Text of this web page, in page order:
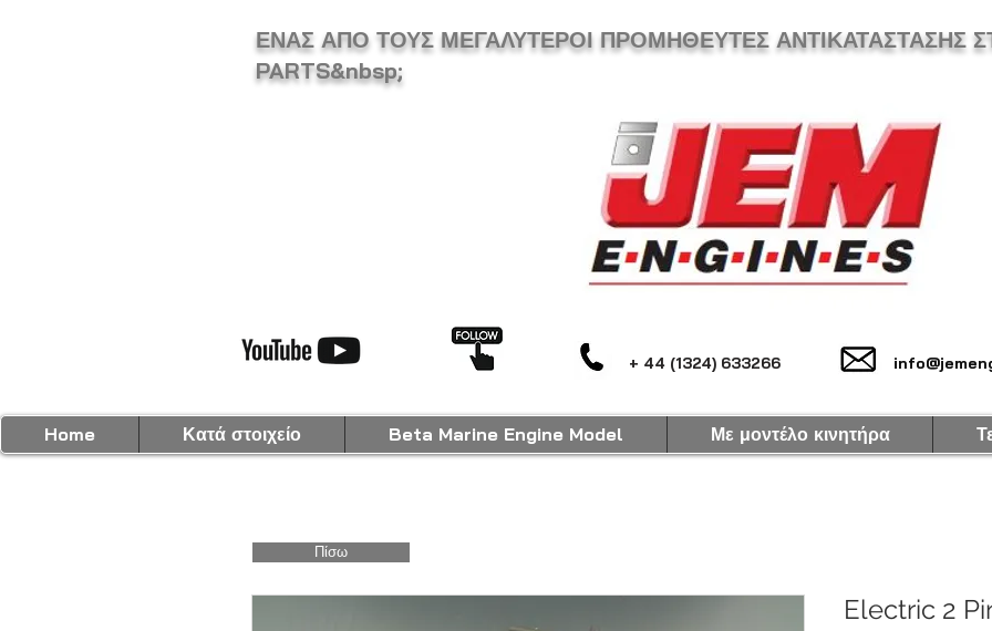
ΕΝΑΣ ΑΠΟ ΤΟΥΣ ΜΕΓΑΛΥΤΕΡΟΙ ΠΡΟΜΗΘΕΥΤΕΣ ΑΝΤΙΚΑΤΑΣΤΑΣΗΣ
PARTS&nbsp;
+ 44 (1324) 633266
Electric 2
Πίσω
Home Κατά στοιχείο Beta Marine Engine Model Με μοντέλο κινητήρα